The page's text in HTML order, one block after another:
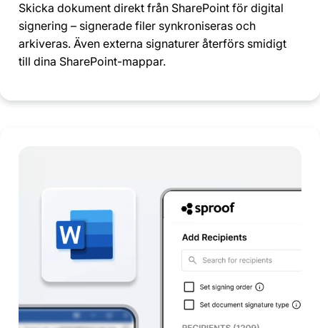
Skicka dokument direkt från SharePoint för digital
signering – signerade filer synkroniseras och
arkiveras. Även externa signaturer återförs smidigt
till dina SharePoint-mappar.